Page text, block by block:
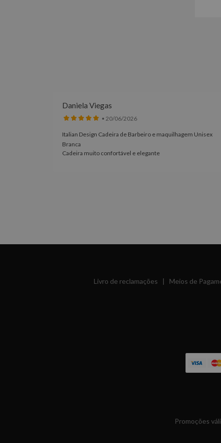
Daniela Viegas
• 20/06/2026
Italian Design Cadeira de Barbeiro e maquilhagem Unisex
Branca
Cadeira muito confortável e elegante
Livro de reclamações | Meios de
Promoções